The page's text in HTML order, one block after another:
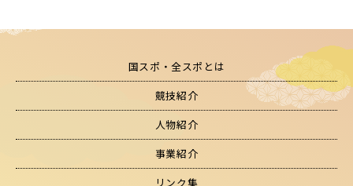
国スポ・全スポとは
競技紹介
人物紹介
事業紹介
リンク集